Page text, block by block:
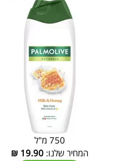
750 מ"ל
המחיר שלנו:19.90
₪